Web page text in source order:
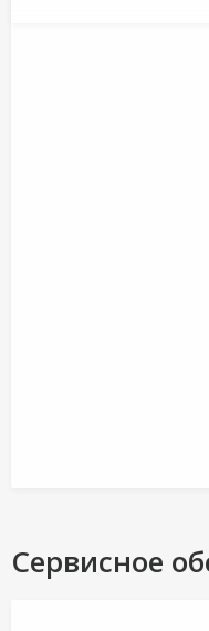
Сервисное